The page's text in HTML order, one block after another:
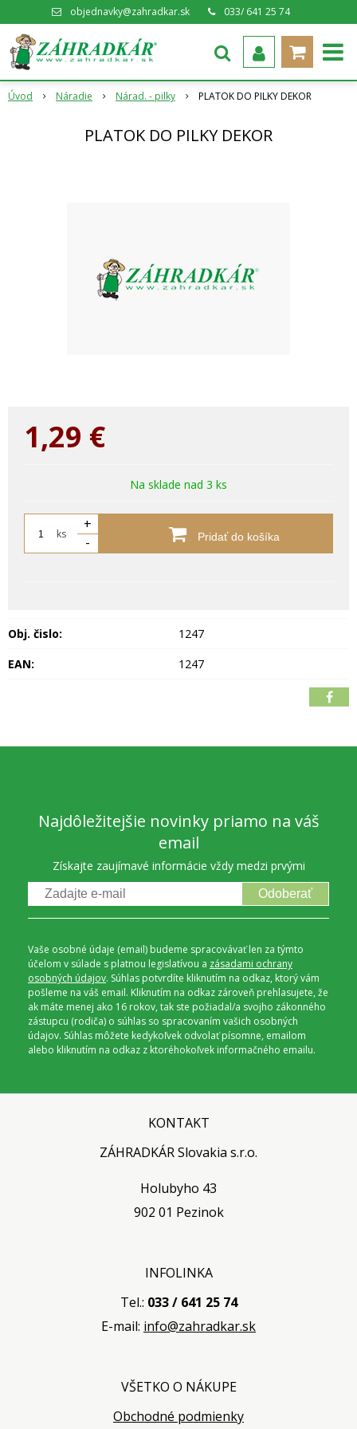
objednavky@zahradkar.sk 033/ 641 25 74
Úvod Náradie Nárad. - pilky PLATOK DO PILKY DEKOR
PLATOK DO PILKY DEKOR
1,29 €
Na sklade nad 3 ks
ks
+
-
Pridať do košíka
Obj. čislo:
1247
EAN:
1247
Najdôležitejšie novinky priamo na váš
email
Získajte zaujímavé informácie vždy medzi prvými
Odoberať
Vaše osobné údaje (email) budeme spracovávať len za týmto
účelom v súlade s platnou legislatívou a zásadami ochrany
osobných údajov. Súhlas potvrdíte kliknutím na odkaz, ktorý vám
pošleme na váš email. Kliknutím na odkaz zároveň prehlasujete, že
ak máte menej ako 16 rokov, tak ste požiadal/a svojho zákonného
zástupcu (rodiča) o súhlas so spracovaním vašich osobných
údajov. Súhlas môžete kedykoľvek odvolať písomne, emailom
alebo kliknutím na odkaz z ktoréhokoľvek informačného emailu.
KONTAKT
ZÁHRADKÁR Slovakia s.r.o.
Holubyho 43
902 01 Pezinok
INFOLINKA
Tel.: 033 / 641 25 74
E-mail: info@zahradkar.sk
VŠETKO O NÁKUPE
Obchodné podmienky